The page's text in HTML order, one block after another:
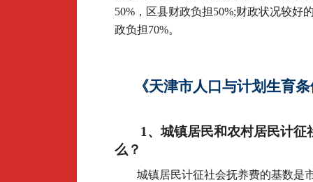
50%，区县财政负担50%;财政状况较好
政负担70%。
《天津市人口与计划生育
1 、城镇居民和农村居民计
么？
城镇居民计征社会抚养费的基数是